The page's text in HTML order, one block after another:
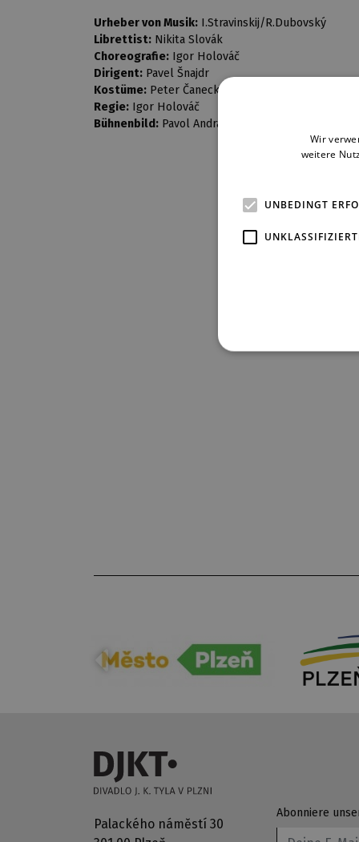
Urheber von Musik: I.Stravinskij/R.Dubovský
Librettist: Nikita Slovák
Choreografie: Igor Holováč
Dirigent: Pavel Šnajdr
Kostüme: Peter Čanecký
Regie: Igor Holováč
Bühnenbild: Pavol Andraško
Palackého náměstí 30
Abonniere
Wir
weitere
UNBEDINGT